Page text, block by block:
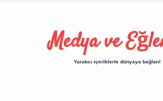
Medya ve
Yaratıcı içeriklerle dünyaya bağlan!